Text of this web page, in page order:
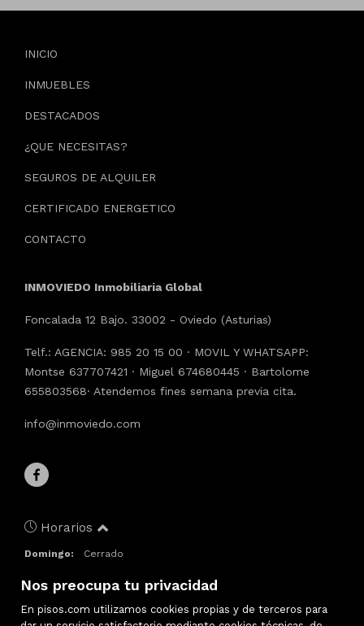
Nos preocupa tu privacidad
En pisos.com utilizamos cookies propias y de terceros para
INICIO
INMUEBLES
DESTACADOS
¿QUE NECESITAS?
SEGUROS DE ALQUILER
CERTIFICADO ENERGETICO
CONTACTO
INMOVIEDO Inmobiliaria Global
Foncalada 12 Bajo. 33002 - Oviedo (Asturias)
Telf.: AGENCIA: 985 20 15 00 · MOVIL Y WHATSAPP:
Montse 637707421 · Miguel 674680445 · Bartolome
655803568· Atendemos fines semana previa cita.
info@inmoviedo.com
Horarios
Domingo:
Cerrado
Martes:
9:30 – 14:00, 16:00 – 20:00
Miércoles:
9:30 – 14:00, 16:00 – 20:00
Jueves:
9:30 – 14:00, 16:00 – 20:00